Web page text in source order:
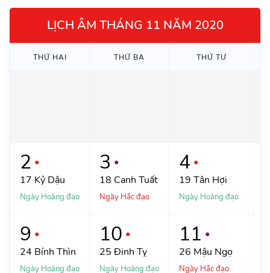
LỊCH ÂM THÁNG 11 NĂM 2020
THỨHAI THỨ BA THỨTƯ
2 ●
17 Kỷ Dậu
Ngày Hoàng đạo
3 ●
18 Canh Tuất
Ngày Hắc đạo
4 ●
19 Tân Hợi
Ngày Hoàng đạo
9 ●
24 Bính Thìn
Ngày Hoàng đạo
10 ●
25 Đinh Tỵ
Ngày Hoàng đạo
11 ●
26 Mậu Ngọ
Ngày Hắc đạo